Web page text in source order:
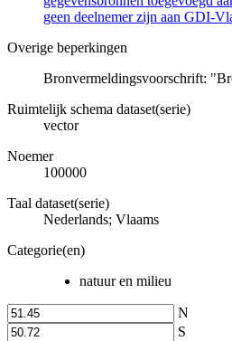
geen deelnemer zijn aan GDI-
Overige beperkingen
Bronvermeldingsvoorschrift:
Ruimtelijk schema dataset(serie)
vector
Noemer
100000
Taal dataset(serie)
Nederlands; Vlaams
Categorie(en)
natuur en milieu
N
S